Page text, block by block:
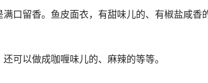
口留香。鱼皮面衣，有甜味儿的、有椒盐咸香
可以做成咖喱味儿的、麻辣的等等。